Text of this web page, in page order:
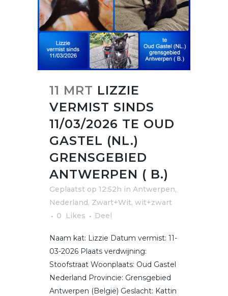
11 MRT LIZZIE
VERMIST SINDS
11/03/2026 TE OUD
GASTEL (NL.)
GRENSGEBIED
ANTWERPEN ( B.)
Geplaatst op 12:52h in Antwerpen,
Nederland, Zwart+Wit, wit+zwart
0
Likes Deel
Naam kat: Lizzie Datum vermist: 11-
03-2026 Plaats verdwijning:
Stoofstraat Woonplaats: Oud Gastel
Nederland Provincie: Grensgebied
Antwerpen (België) Geslacht: Kattin